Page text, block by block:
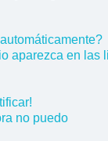
aparezca en las
no puedo